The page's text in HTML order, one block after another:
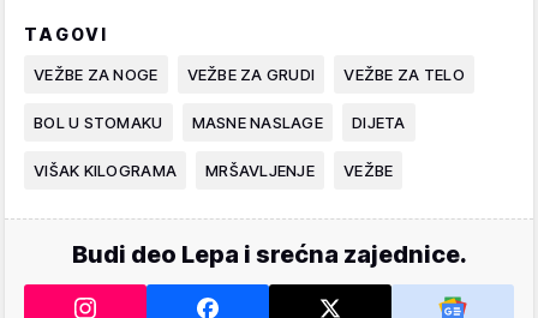
TAGOVI
VEŽBE ZA NOGE VEŽBE ZA GRUDI VEŽBE ZA TELO
BOL U STOMAKU MASNE NASLAGE DIJETA
VIŠAK KILOGRAMA MRŠAVLJENJE VEŽBE
Budi deo Lepa i srećna zajednice.